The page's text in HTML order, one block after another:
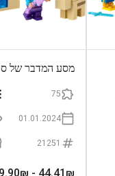
מסע המדבר של
75
01.01.2024
21251
44.41 ₪
- 99.90₪